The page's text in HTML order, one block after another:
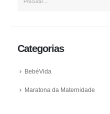
Categorias
BebéVida
Maratona da Maternidade